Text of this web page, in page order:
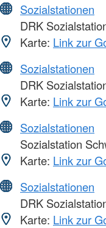
Sozialstationen
DRK
Karte: Link zur
Sozialstationen
DRK
Karte: Link zur
Sozialstationen
Sozialstation
Karte: Link zur
Sozialstationen
DRK
Karte: Link zur